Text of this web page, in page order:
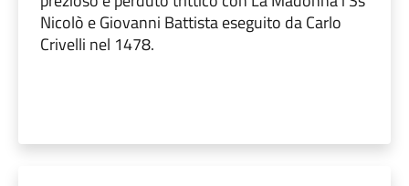
Nicolò e Giovanni Battista eseguito da Carlo
Crivelli nel 1478.